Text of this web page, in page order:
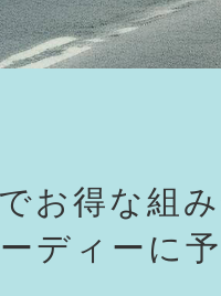
お得な組
ディーに